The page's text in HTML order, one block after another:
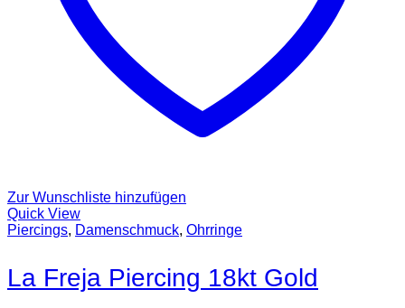
Zur Wunschliste hinzufügen
Quick View
Piercings, Damenschmuck, Ohrringe
La Freja Piercing 18kt Gold